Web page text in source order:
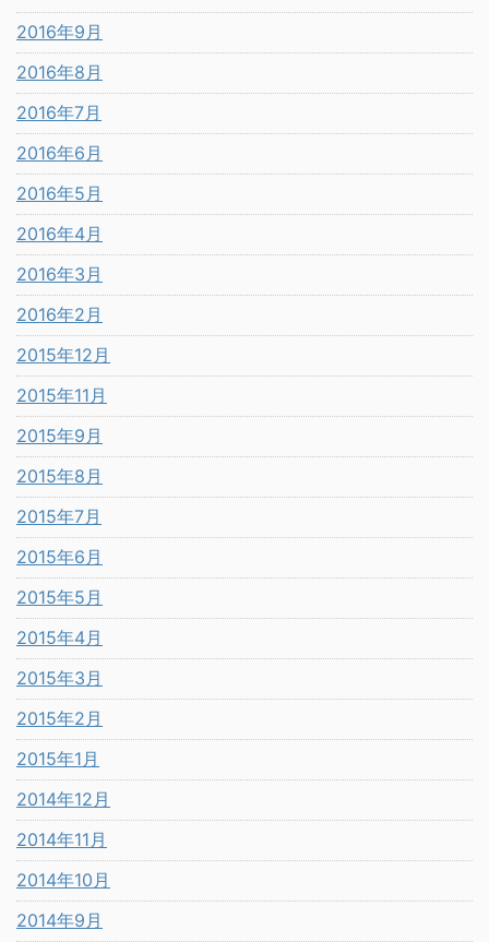
2016年9月
2016年8月
2016年7月
2016年6月
2016年5月
2016年4月
2016年3月
2016年2月
2015年12月
2015年11月
2015年9月
2015年8月
2015年7月
2015年6月
2015年5月
2015年4月
2015年3月
2015年2月
2015年1月
2014年12月
2014年11月
2014年10月
2014年9月